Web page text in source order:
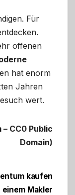
Für
offenen
hat enorm
Jahren
wert.
CC0 Public
Domain)
kaufen
einem Makler